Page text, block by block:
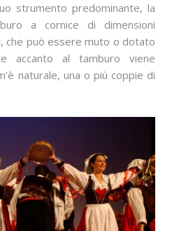
strumento predominante, la
a cornice di dimensioni
che può essere muto o dotato
accanto al tamburo viene
naturale, una o più coppie di